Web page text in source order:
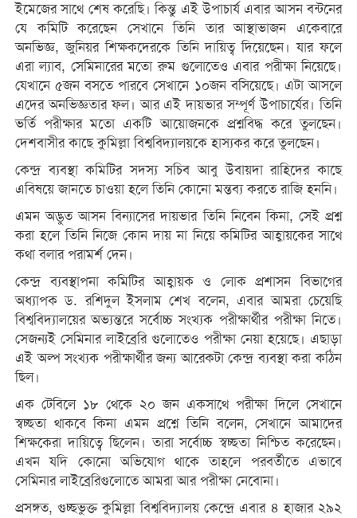
ইমেজের সাথে শেষ করেছি। কিন্তু এই উপাচার্য এবার আসন বন্টনের
যে কমিটি করেছেন সেখানে তিনি তার আস্থাভাজন একেবারে
অনভিজ্ঞ, জুনিয়র শিক্ষকদেরকে তিনি দায়িত্ব দিয়েছেন। যার ফলে
এরা ল্যাব, সেমিনারের মতো রুম গুলোতেও এবার পরীক্ষা নিয়েছে।
যেখানে ৫জন বসতে পারবে সেখানে ১০জন বসিয়েছে। এটা আসলে
এদের অনভিজ্ঞতার ফল। আর এই দায়ভার সম্পূর্ণ উপাচার্যের। তিনি
ভর্তি পরীক্ষার মতো একটি আয়োজনকে প্রশ্নবিদ্ধ করে তুলছেন।
দেশবাসীর কাছে কুমিল্লা বিশ্ববিদ্যালয়কে হাস্যকর করে তুলছেন।
কেন্দ্র ব্যবস্থা কমিটির সদস্য সচিব আবু উবায়দা রাহিদের কাছে
এবিষয়ে জানতে চাওয়া হলে তিনি কোনো মন্তব্য করতে রাজি হননি।
এমন অদ্ভুত আসন বিন্যাসের দায়ভার তিনি নিবেন কিনা, সেই প্রশ্ন
করা হলে তিনি নিজে কোন দায় না নিয়ে কমিটির আহ্বায়কের সাথে
কথা বলার পরামর্শ দেন।
কেন্দ্র ব্যবস্থাপনা কমিটির আহ্বায়ক ও লোক প্রশাসন বিভাগের
অধ্যাপক ড. রশিদুল ইসলাম শেখ বলেন, এবার আমরা চেয়েছি
বিশ্ববিদ্যালয়ের অভ্যন্তরে সর্বোচ্চ সংখ্যক পরীক্ষার্থীর পরীক্ষা নিতে।
সেজন্যই সেমিনার লাইব্রেরি গুলোতেও পরীক্ষা নেয়া হয়েছে। এছাড়া
এই অল্প সংখ্যক পরীক্ষার্থীর জন্য আরেকটা কেন্দ্র ব্যবস্থা করা কঠিন
ছিল।
এক টেবিলে ১৮ থেকে ২০ জন একসাথে পরীক্ষা দিলে সেখানে
স্বচ্ছতা থাকবে কিনা এমন প্রশ্নে তিনি বলেন, সেখানে আমাদের
শিক্ষকেরা দায়িত্বে ছিলেন। তারা সর্বোচ্চ স্বচ্ছতা নিশ্চিত করেছেন।
এখন যদি কোনো অভিযোগ থাকে তাহলে পরবর্তীতে এভাবে
সেমিনার লাইব্রেরিগুলোতে আমরা আর পরীক্ষা নেবোনা।
প্রসঙ্গত, গুচ্ছভুক্ত কুমিল্লা বিশ্ববিদ্যালয় কেন্দ্রে এবার ৪ হাজার ২৯২